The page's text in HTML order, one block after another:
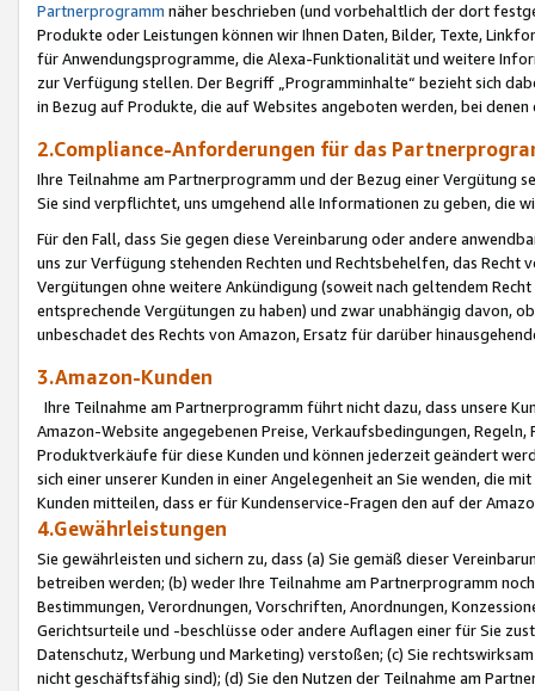
Partnerprogramm näher beschrieben (und vorbehaltlich der dort
Produkte oder Leistungen können wir Ihnen Daten, Bilder, Texte,
für Anwendungsprogramme, die Alexa-Funktionalität und weitere
zur Verfügung stellen. Der Begriff „Programminhalte“ bezieht sich
in Bezug auf Produkte, die auf Websites angeboten werden, bei
2.Compliance-Anforderungen für das
Ihre Teilnahme am Partnerprogramm und der Bezug einer Vergütung
Sie sind verpflichtet, uns umgehend alle Informationen zu geben, die
Für den Fall, dass Sie gegen diese Vereinbarung oder andere
uns zur Verfügung stehenden Rechten und Rechtsbehelfen, das
Vergütungen ohne weitere Ankündigung (soweit nach geltendem
entsprechende Vergütungen zu haben) und zwar unabhängig davon,
unbeschadet des Rechts von Amazon, Ersatz für darüber
3.Amazon-Kunden
Ihre Teilnahme am Partnerprogramm führt nicht dazu, dass unsere
Amazon-Website angegebenen Preise, Verkaufsbedingungen,
Produktverkäufe für diese Kunden und können jederzeit geändert
sich einer unserer Kunden in einer Angelegenheit an Sie wenden, die
Kunden mitteilen, dass er für Kundenservice-Fragen den auf der
4.Gewährleistungen
Sie gewährleisten und sichern zu, dass (a) Sie gemäß dieser
betreiben werden; (b) weder Ihre Teilnahme am Partnerprogramm
Bestimmungen, Verordnungen, Vorschriften, Anordnungen,
Gerichtsurteile und -beschlüsse oder andere Auflagen einer für Sie
Datenschutz, Werbung und Marketing) verstoßen; (c) Sie
nicht geschäftsfähig sind); (d) Sie den Nutzen der Teilnahme am